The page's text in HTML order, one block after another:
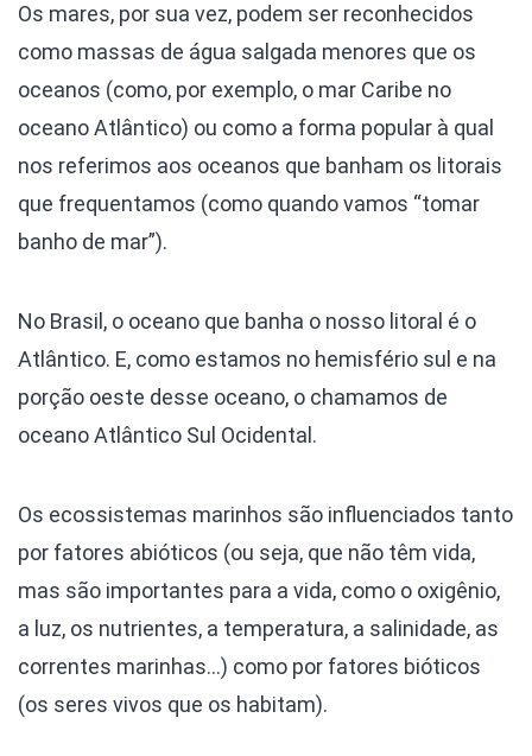
Os mares, por sua vez, podem ser reconhecidos
como massas de água salgada menores que os
oceanos (como, por exemplo, o mar Caribe no
oceano Atlântico) ou como a forma popular à qual
nos referimos aos oceanos que banham os litorais
que frequentamos (como quando vamos “tomar
banho de mar”).
No Brasil, o oceano que banha o nosso litoral é o
Atlântico. E, como estamos no hemisfério sul e na
porção oeste desse oceano, o chamamos de
oceano Atlântico Sul Ocidental.
Os ecossistemas marinhos são influenciados tanto
por fatores abióticos (ou seja, que não têm vida,
mas são importantes para a vida, como o oxigênio,
a luz, os nutrientes, a temperatura, a salinidade, as
correntes marinhas…) como por fatores bióticos
(os seres vivos que os habitam).